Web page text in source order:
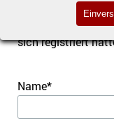
wieder austragen
Bitte geben Sie
sich registriert
Name*